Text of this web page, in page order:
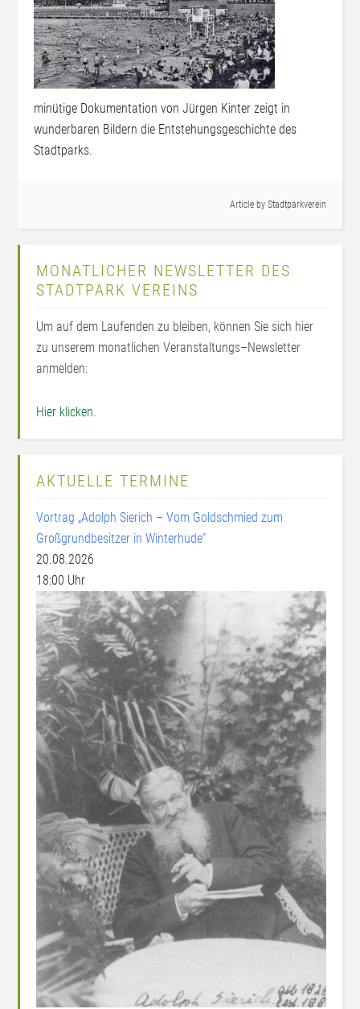
minütige Dokumentation von Jürgen Kinter zeigt in
wunderbaren Bildern die Entstehungsgeschichte des
Stadtparks.
Article by Stadtparkverein
MONATLICHER NEWSLETTER DES
STADTPARK VEREINS
Um auf dem Laufenden zu bleiben, können Sie sich hier
zu unserem monatlichen Veranstaltungs–Newsletter
anmelden:
Hier klicken.
AKTUELLE TERMINE
Vortrag „Adolph Sierich – Vom Goldschmied zum
Großgrundbesitzer in Winterhude“
20.08.2026
18:00 Uhr